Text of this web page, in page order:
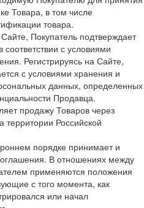
Товара, в том числе
товара.
Покупатель подтверждает
соответствии с условиями
Регистрируясь на Сайте,
с условиями хранения и
данных, определенных
Продавца.
продажу Товаров через
территории Российской
порядке принимает и
В отношениях между
применяются положения
с того момента, как
или начал